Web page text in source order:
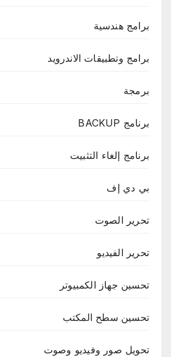
برامج هندسية
برامج وتطبيقات الاندرويد
برمجة
برنامج BACKUP
برنامج إلغاء التثبيت
بي دي إف
تحرير الصوت
تحرير الفيديو
تحسين جهاز الكمبيوتر
تحسين سطح المكتب
تحويل صور وفيديو وصوت